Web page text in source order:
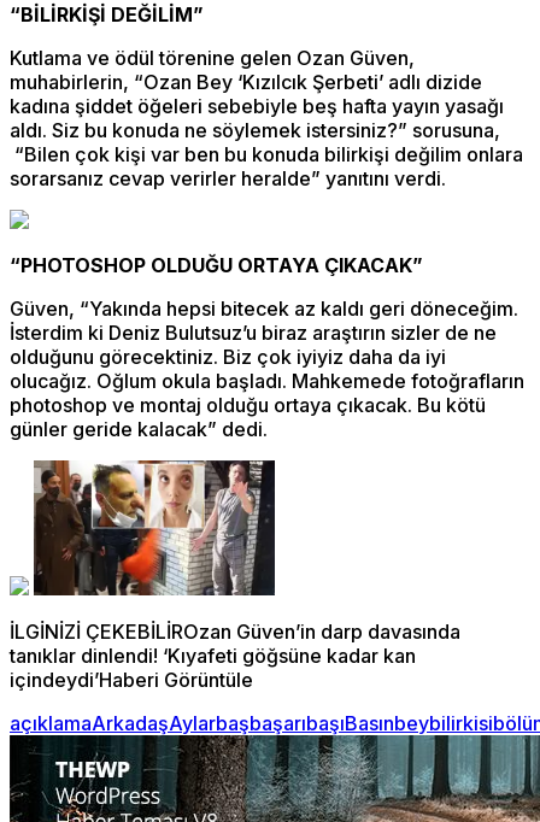
“BİLİRKİŞİ DEĞİLİM”
Kutlama ve ödül törenine gelen Ozan Güven,
muhabirlerin, “Ozan Bey ‘Kızılcık Şerbeti’ adlı dizide
kadına şiddet öğeleri sebebiyle beş hafta yayın yasağı
aldı. Siz bu konuda ne söylemek istersiniz?” sorusuna,
“Bilen çok kişi var ben bu konuda bilirkişi değilim onlara
sorarsanız cevap verirler heralde” yanıtını verdi.
“PHOTOSHOP OLDUĞU ORTAYA ÇIKACAK”
Güven, “Yakında hepsi bitecek az kaldı geri döneceğim.
İsterdim ki Deniz Bulutsuz’u biraz araştırın sizler de ne
olduğunu görecektiniz. Biz çok iyiyiz daha da iyi
olucağız. Oğlum okula başladı. Mahkemede fotoğrafların
photoshop ve montaj olduğu ortaya çıkacak. Bu kötü
günler geride kalacak” dedi.
İLGİNİZİ ÇEKEBİLİROzan Güven’in darp davasında
tanıklar dinlendi! ‘Kıyafeti göğsüne kadar kan
içindeydi’Haberi Görüntüle
açıklamaArkadaşAylarbaşbaşarıbaşıBasınbeybilirkisi